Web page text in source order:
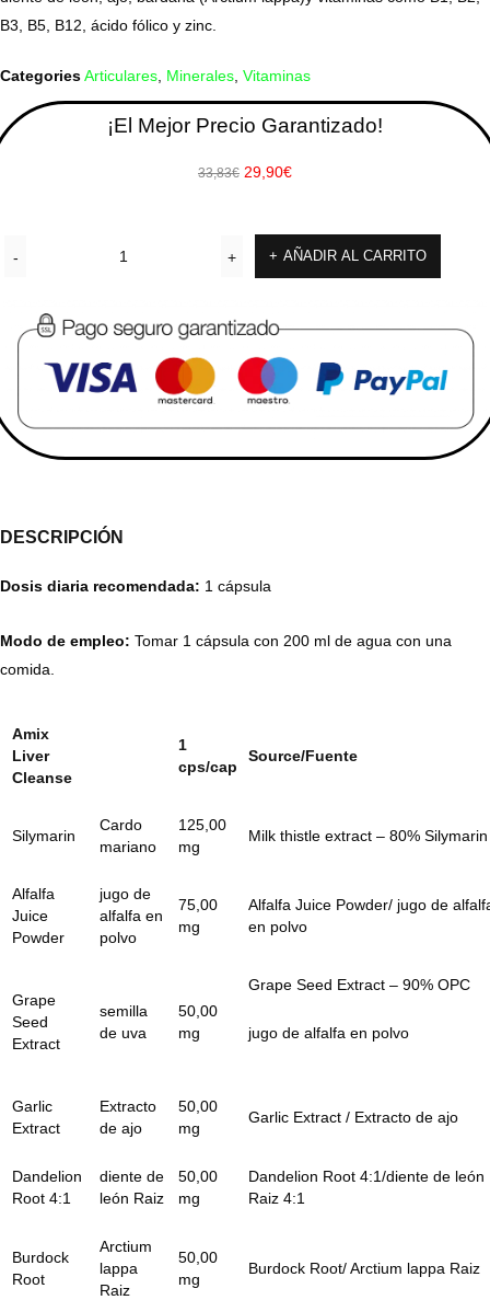
B3, B5, B12, ácido fólico y zinc.
CategoriesArticulares, Minerales, Vitaminas
¡El Mejor Precio Garantizado!
33,83€ 29,90€
AÑADIR AL CARRITO
DESCRIPCIÓN
Dosis diaria recomendada: 1 cápsula
Modo de empleo: Tomar 1 cápsula con 200 ml de agua con una
comida.
Amix
Liver
Cleanse
1
cps/cap
Source/Fuente
Silymarin
Cardo
mariano
125,00
mg
Milk thistle extract – 80% Silymarin
Alfalfa
Juice
Powder
jugo de
alfalfa en
polvo
75,00
mg
Alfalfa Juice Powder/ jugo de
en polvo
Grape
Seed
Extract
semilla
de uva
50,00
mg
Grape Seed Extract – 90% OPC
jugo de alfalfa en polvo
Garlic
Extract
Extracto
de ajo
50,00
mg
Garlic Extract / Extracto de ajo
Dandelion
Root 4:1
diente de
león Raiz
50,00
mg
Dandelion Root 4:1/diente de león
Raiz 4:1
Burdock
Root
Arctium
lappa
Raiz
50,00
mg
Burdock Root/ Arctium lappa Raiz